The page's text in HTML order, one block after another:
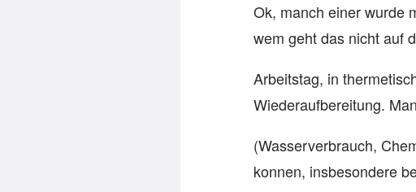
Ok, manch einer wurde
wem geht das nicht auf
Arbeitstag, in
Wiederaufbereitung.
(Wasserverbrauch,
konnen, insbesondere